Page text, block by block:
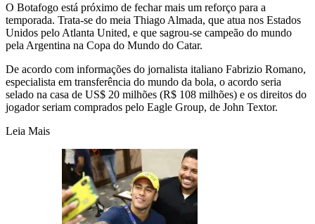
O Botafogo está próximo de fechar mais um reforço para a
temporada. Trata-se do meia Thiago Almada, que atua nos Estados
Unidos pelo Atlanta United, e que sagrou-se campeão do mundo
pela Argentina na Copa do Mundo do Catar.
De acordo com informações do jornalista italiano Fabrizio Romano,
especialista em transferência do mundo da bola, o acordo seria
selado na casa de US$ 20 milhões (R$ 108 milhões) e os direitos do
jogador seriam comprados pelo Eagle Group, de John Textor.
Leia Mais